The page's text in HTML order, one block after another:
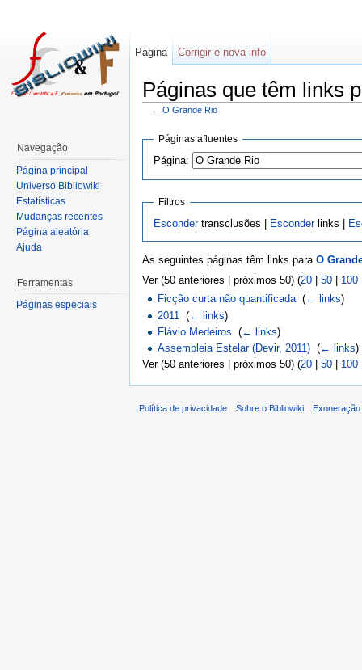
Páginas que têm links
← O Grande Rio
Páginas afluentes
Página:
Filtros
Escondertransclusões | Esconderlinks |
As seguintes páginas têm links para O
Ver (50 anteriores | próximos 50) (20 50 100
Ficção curta não quantificada‎(← links)
2011
‎(← links)
Flávio Medeiros ‎(← links)
Assembleia Estelar (Devir, 2011) ‎(← links)
Ver (50 anteriores | próximos 50) (20 50 100
Página Corrigir e nova info
Navegação
Página principal
Universo Bibliowiki
Estatísticas
Mudanças recentes
Página aleatória
Ajuda
Ferramentas
Páginas especiais
Política de privacidade Sobre o Bibliowiki